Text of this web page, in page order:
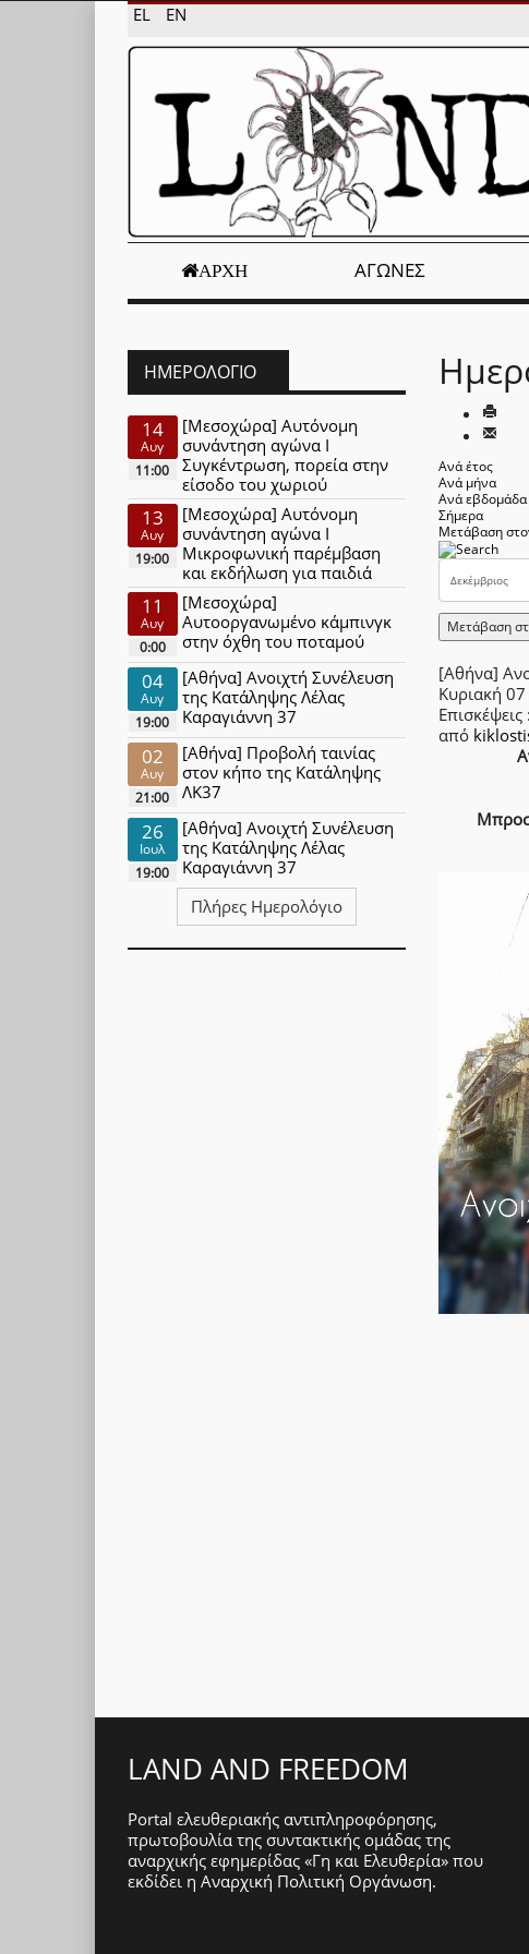
EL EN
ΑΡΧΉ ΑΓΏΝΕΣ
Ανά έτος
Ανά μήνα
Ανά εβδομάδα
Σήμερα
Μετάβαση
Μετάβαση
[Αθήνα]
Κυριακή
Επισκέψεις
από
ΗΜΕΡΟΛΌΓΙΟ
14
Αυγ
11:00
[Μεσοχώρα] Αυτόνομη
συνάντηση αγώνα Ι
Συγκέντρωση, πορεία στην
είσοδο του χωριού
13
Αυγ
19:00
[Μεσοχώρα] Αυτόνομη
συνάντηση αγώνα Ι
Μικροφωνική παρέμβαση
και εκδήλωση για παιδιά
11
Αυγ
0:00
[Μεσοχώρα]
Αυτοοργανωμένο κάμπινγκ
στην όχθη του ποταμού
04
Αυγ
19:00
[Αθήνα] Ανοιχτή Συνέλευση
της Κατάληψης Λέλας
Καραγιάννη 37
02
Αυγ
21:00
[Αθήνα] Προβολή ταινίας
στον κήπο της Κατάληψης
ΛΚ37
26
Ιουλ
19:00
[Αθήνα] Ανοιχτή Συνέλευση
της Κατάληψης Λέλας
Καραγιάννη 37
Πλήρες Ημερολόγιο
LAND AND FREEDOM
Portal ελευθεριακής αντιπληροφόρησης,
πρωτοβουλία της συντακτικής ομάδας της
αναρχικής εφημερίδας «Γη και Ελευθερία» που
εκδίδει η Αναρχική Πολιτική Οργάνωση.